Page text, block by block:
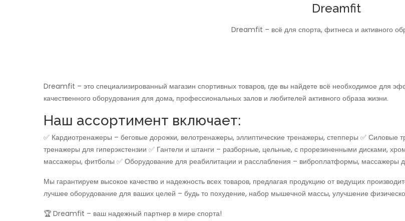
Dreamfit
Dreamfit – всё для спорта, фитнеса и активного
Dreamfit – это специализированный магазин спортивных товаров, где вы найдете всё необходимое для
качественного оборудования для дома, профессиональных залов и любителей активного образа жизни.
Наш ассортимент включает:
✅ Кардиотренажеры – беговые дорожки, велотренажеры, эллиптические тренажеры, степперы ✅ Силовые
тренажеры для гиперэкстензии ✅ Гантели и штанги – разборные, цельные, с прорезиненными дисками,
массажеры, фитболы ✅ Оборудование для реабилитации и расслабления – виброплатформы, массажеры
Мы гарантируем высокое качество и надежность всех товаров, предлагая продукцию от ведущих
лучшее оборудование для ваших целей – будь то похудение, набор мышечной массы, улучшение
🏆 Dreamfit – ваш надежный партнер в мире спорта!